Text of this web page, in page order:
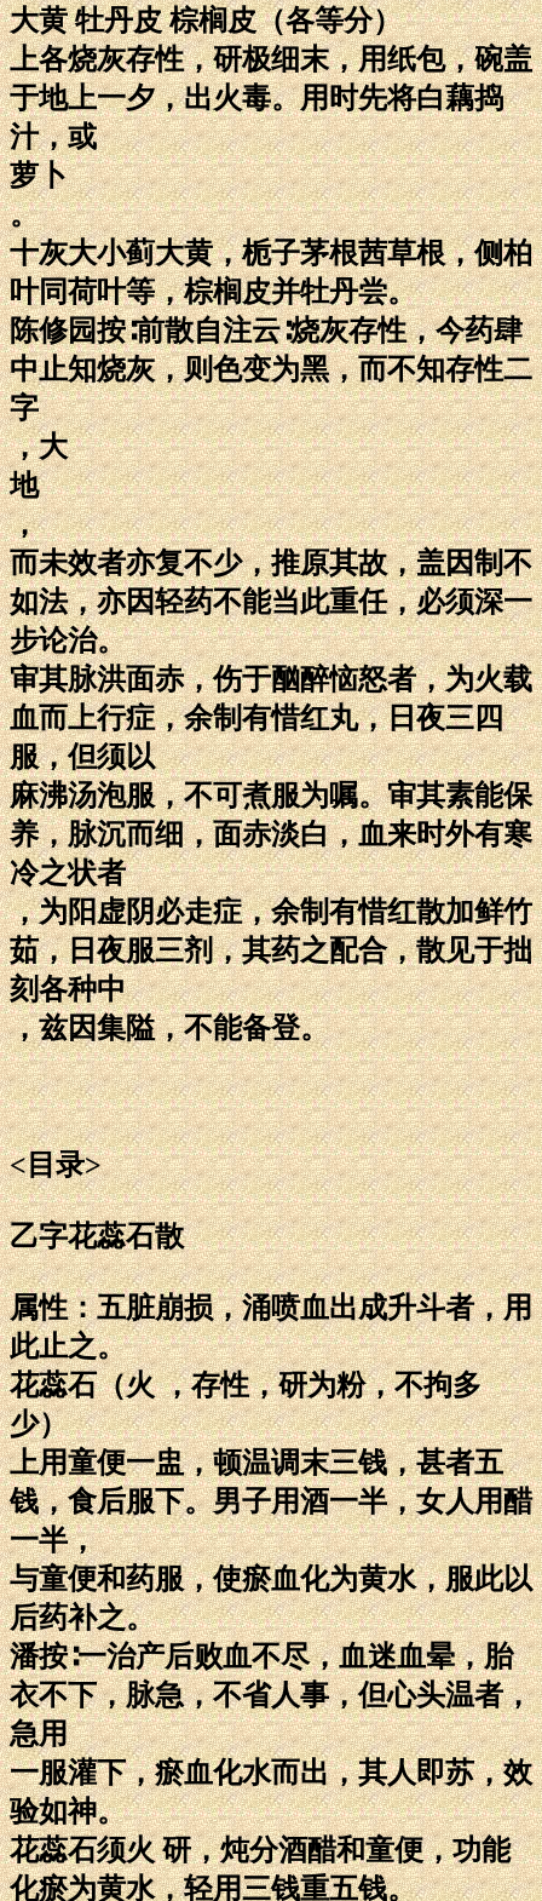
大黄 牡丹皮 棕榈皮（各等分）
上各烧灰存性，研极细末，用纸包，碗盖
于地上一夕，出火毒。用时先将白藕捣
汁，或
萝卜
。
十灰大小蓟大黄，栀子茅根茜草根，侧柏
叶同荷叶等，棕榈皮并牡丹尝。
陈修园按∶前散自注云∶烧灰存性，今药肆
中止知烧灰，则色变为黑，而不知存性二
字
，大
地
，
而未效者亦复不少，推原其故，盖因制不
如法，亦因轻药不能当此重任，必须深一
步论治。
审其脉洪面赤，伤于酗醉恼怒者，为火载
血而上行症，余制有惜红丸，日夜三四
服，但须以
麻沸汤泡服，不可煮服为嘱。审其素能保
养，脉沉而细，面赤淡白，血来时外有寒
冷之状者
，为阳虚阴必走症，余制有惜红散加鲜竹
茹，日夜服三剂，其药之配合，散见于拙
刻各种中
，兹因集隘，不能备登。
<目录>
乙字花蕊石散
属性：五脏崩损，涌喷血出成升斗者，用
此止之。
花蕊石（火 ，存性，研为粉，不拘多
少）
上用童便一盅，顿温调末三钱，甚者五
钱，食后服下。男子用酒一半，女人用醋
一半，
与童便和药服，使瘀血化为黄水，服此以
后药补之。
潘按∶一治产后败血不尽，血迷血晕，胎
衣不下，脉急，不省人事，但心头温者，
急用
一服灌下，瘀血化水而出，其人即苏，效
验如神。
花蕊石须火 研，炖分酒醋和童便，功能
化瘀为黄水，轻用三钱重五钱。